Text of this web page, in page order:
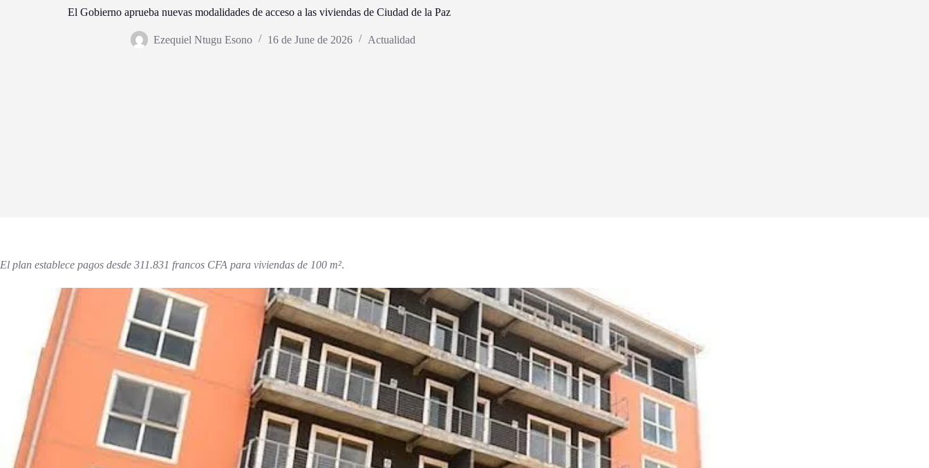
El Gobierno aprueba nuevas modalidades de acceso a las viviendas de Ciudad de la Paz
Ezequiel Ntugu Esono 16 de June de 2026 Actualidad
El plan establece pagos desde 311.831 francos CFA para viviendas de 100 m².